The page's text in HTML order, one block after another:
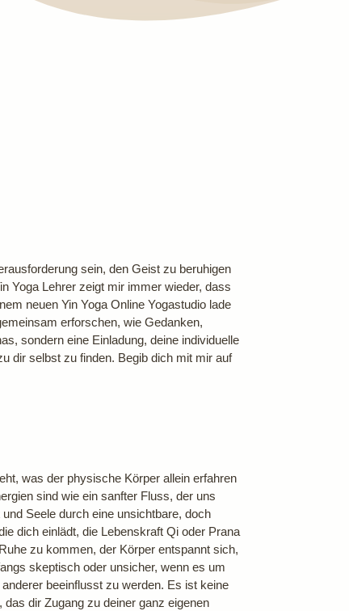
sein, den Geist zu beruhigen
Yoga Lehrer zeigt mir immer wieder, dass
neuen Yin Yoga Online Yogastudio lade
erforschen, wie Gedanken,
sondern eine Einladung, deine individuelle
dir selbst zu finden. Begib dich mit mir auf
was der physische Körper allein erfahren
sind wie ein sanfter Fluss, der uns
Seele durch eine unsichtbare, doch
dich einlädt, die Lebenskraft Qi oder Prana
zu kommen, der Körper entspannt sich,
skeptisch oder unsicher, wenn es um
beeinflusst zu werden. Es ist keine
dir Zugang zu deiner ganz eigenen